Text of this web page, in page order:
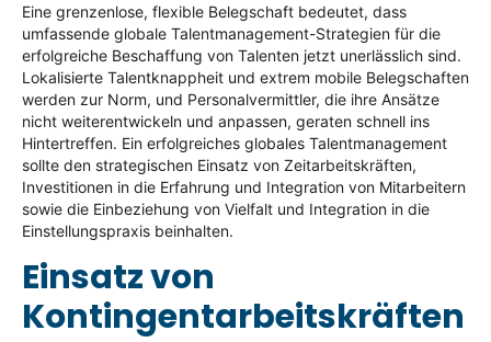
Eine grenzenlose, flexible Belegschaft bedeutet, dass
umfassende globale Talentmanagement-Strategien für die
erfolgreiche Beschaffung von Talenten jetzt unerlässlich sind.
Lokalisierte Talentknappheit und extrem mobile Belegschaften
werden zur Norm, und Personalvermittler, die ihre Ansätze
nicht weiterentwickeln und anpassen, geraten schnell ins
Hintertreffen. Ein erfolgreiches globales Talentmanagement
sollte den strategischen Einsatz von Zeitarbeitskräften,
Investitionen in die Erfahrung und Integration von Mitarbeitern
sowie die Einbeziehung von Vielfalt und Integration in die
Einstellungspraxis beinhalten.
Einsatz von
Kontingentarbeitskräften